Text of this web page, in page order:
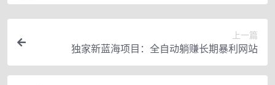
上一篇
独家新蓝海项目：全自动躺赚长期暴利网站